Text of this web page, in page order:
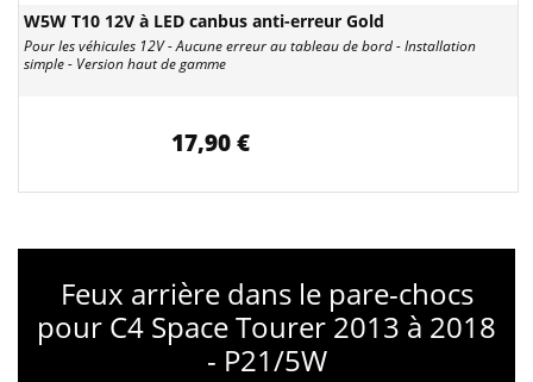
W5W T10 12V à LED canbus anti-erreur Gold
Pour les véhicules 12V - Aucune erreur au tableau de bord - Installation
simple - Version haut de gamme
17,90 €
Feux arrière dans le pare-chocs
pour C4 Space Tourer 2013 à 2018
- P21/5W